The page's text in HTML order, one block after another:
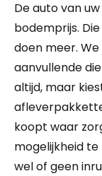
De auto van
bodemprijs.
doen meer.
aanvullende
altijd, maar
koopt waar
mogelijkheid
wel of geen